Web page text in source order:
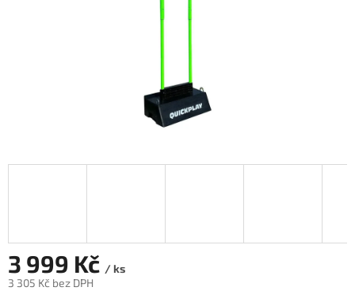
3 999 Kč / ks
3 305 Kč bez DPH